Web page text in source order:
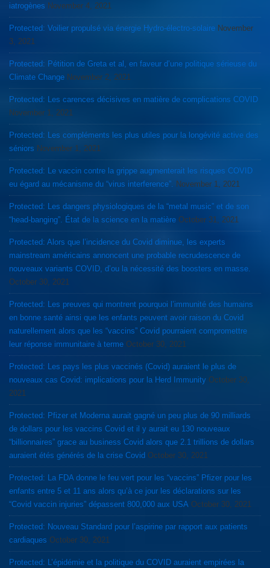
iatrogènes November 4, 2021
Protected: Voilier propulsé via énergie Hydro-électro-solaire November
3, 2021
Protected: Pétition de Greta et al, en faveur d’une politique sérieuse du
Climate Change November 2, 2021
Protected: Les carences décisives en matière de complications COVID
November 1, 2021
Protected: Les compléments les plus utiles pour la longévité active des
séniors November 1, 2021
Protected: Le vaccin contre la grippe augmenterait les risques COVID
eu égard au mécanisme du “virus interference”. November 1, 2021
Protected: Les dangers physiologiques de la “metal music” et de son
“head-banging”. État de la science en la matière October 31, 2021
Protected: Alors que l’incidence du Covid diminue, les experts
mainstream américains annoncent une probable recrudescence de
nouveaux variants COVID, d’ou la nécessité des boosters en masse.
October 30, 2021
Protected: Les preuves qui montrent pourquoi l’immunité des humains
en bonne santé ainsi que les enfants peuvent avoir raison du Covid
naturellement alors que les “vaccins” Covid pourraient compromettre
leur réponse immunitaire à terme October 30, 2021
Protected: Les pays les plus vaccinés (Covid) auraient le plus de
nouveaux cas Covid: implications pour la Herd Immunity October 30,
2021
Protected: Pfizer et Moderna aurait gagné un peu plus de 90 milliards
de dollars pour les vaccins Covid et il y aurait eu 130 nouveaux
“billionnaires” grace au business Covid alors que 2.1 trillions de dollars
auraient étés générés de la crise Covid October 30, 2021
Protected: La FDA donne le feu vert pour les “vaccins” Pfizer pour les
enfants entre 5 et 11 ans alors qu’à ce jour les déclarations sur les
“Covid vaccin injuries” dépassent 800,000 aux USA October 30, 2021
Protected: Nouveau Standard pour l’aspirine par rapport aux patients
cardiaques October 30, 2021
Protected: L’épidémie et la politique du COVID auraient empirées la